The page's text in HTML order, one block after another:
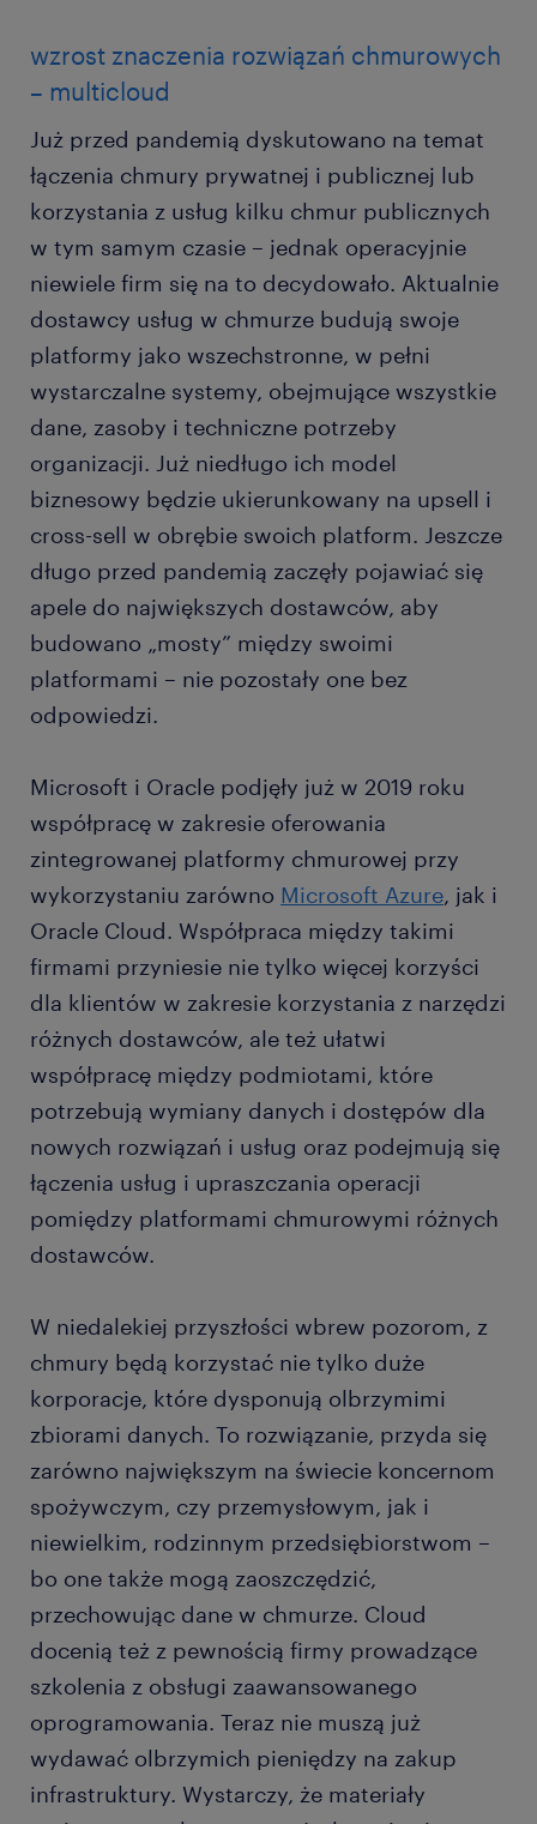
wzrost znaczenia rozwiązań chmurowych
– multicloud
Już przed pandemią dyskutowano na temat
łączenia chmury prywatnej i publicznej lub
korzystania z usług kilku chmur publicznych
w tym samym czasie – jednak operacyjnie
niewiele firm się na to decydowało. Aktualnie
dostawcy usług w chmurze budują swoje
platformy jako wszechstronne, w pełni
wystarczalne systemy, obejmujące wszystkie
dane, zasoby i techniczne potrzeby
organizacji. Już niedługo ich model
biznesowy będzie ukierunkowany na upsell i
cross-sell w obrębie swoich platform. Jeszcze
długo przed pandemią zaczęły pojawiać się
apele do największych dostawców, aby
budowano „mosty” między swoimi
platformami – nie pozostały one bez
odpowiedzi.
Microsoft i Oracle podjęły już w 2019 roku
współpracę w zakresie oferowania
zintegrowanej platformy chmurowej przy
wykorzystaniu zarówno Microsoft Azure, jak i
Oracle Cloud. Współpraca między takimi
firmami przyniesie nie tylko więcej korzyści
dla klientów w zakresie korzystania z narzędzi
różnych dostawców, ale też ułatwi
współpracę między podmiotami, które
potrzebują wymiany danych i dostępów dla
nowych rozwiązań i usług oraz podejmują się
łączenia usług i upraszczania operacji
pomiędzy platformami chmurowymi różnych
dostawców.
W niedalekiej przyszłości wbrew pozorom, z
chmury będą korzystać nie tylko duże
korporacje, które dysponują olbrzymimi
zbiorami danych. To rozwiązanie, przyda się
zarówno największym na świecie koncernom
spożywczym, czy przemysłowym, jak i
niewielkim, rodzinnym przedsiębiorstwom –
bo one także mogą zaoszczędzić,
przechowując dane w chmurze. Cloud
docenią też z pewnością firmy prowadzące
szkolenia z obsługi zaawansowanego
oprogramowania. Teraz nie muszą już
wydawać olbrzymich pieniędzy na zakup
infrastruktury. Wystarczy, że materiały